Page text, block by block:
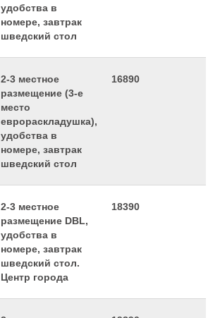
удобства в
номере, завтрак
шведский стол
2-3 местное
размещение (3-е
место
еврораскладушка),
удобства в
номере, завтрак
шведский стол
16890
2-3 местное
размещение DBL,
удобства в
номере, завтрак
шведский стол.
Центр города
18390